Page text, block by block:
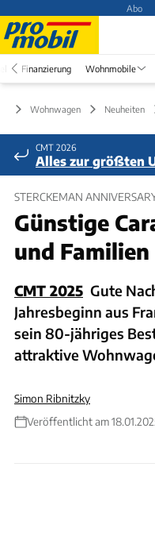
Abo
Finanzierung Wohnmobile
Wohnwagen Neuheiten
CMT 2026
Alles zur größten
STERCKEMAN
Günstige
und Familien
CMT 2025 Gute
Jahresbeginn aus
sein 80-jähriges
attraktive
Simon Ribnitzky
Veröffentlicht am